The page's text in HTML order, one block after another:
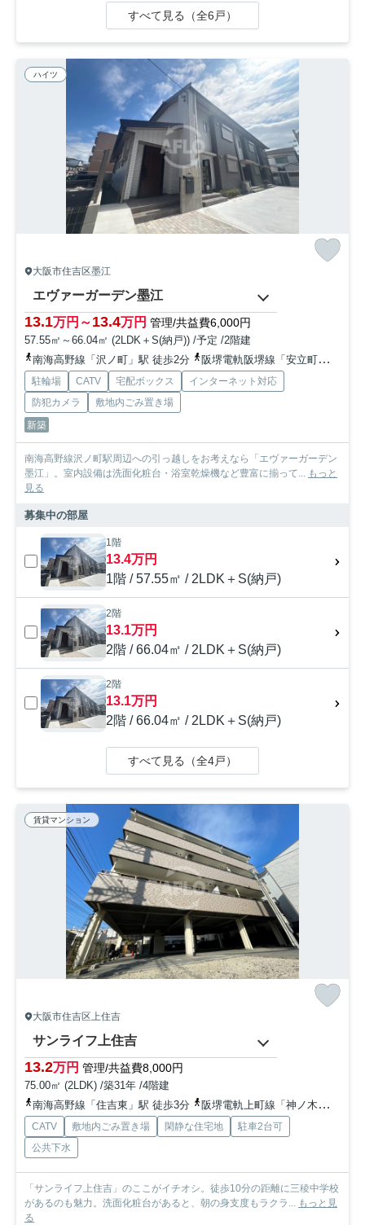
すべて見る（全6戸）
ハイツ
大阪市住吉区墨江
エヴァーガーデン墨江
13.1万円～13.4万円 管理/共益費6,000円
57.55㎡～66.04㎡ (2LDK＋S(納戸)) /予定 /2階建
南海高野線「沢ノ町」駅 徒歩2分
阪堺電軌阪堺線「安立町」駅 徒歩8分
駐輪場 CATV 宅配ボックス
インターネット対応
防犯カメラ
敷地内ごみ置き場
新築
南海高野線沢ノ町駅周辺への引っ越しをお考えなら「エヴァーガーデン
墨江」。室内設備は洗面化粧台・浴室乾燥機など豊富に揃って... もっと
見る
募集中の部屋
1階
13.4万円
1階 / 57.55㎡ / 2LDK＋S(納戸)
2階
13.1万円
2階 / 66.04㎡ / 2LDK＋S(納戸)
2階
13.1万円
2階 / 66.04㎡ / 2LDK＋S(納戸)
すべて見る（全4戸）
賃貸マンション
大阪市住吉区上住吉
サンライフ上住吉
13.2万円 管理/共益費8,000円
75.00㎡ (2LDK) /築31年 /4階建
南海高野線「住吉東」駅 徒歩3分
阪堺電軌上町線「神ノ木」駅 徒歩8分
CATV 敷地内ごみ置き場 閑静な住宅地
駐車2台可
公共下水
「サンライフ上住吉」のここがイチオシ。徒歩10分の距離に三稜中学校
があるのも魅力。洗面化粧台があると、朝の身支度もラクラ... もっと見
る